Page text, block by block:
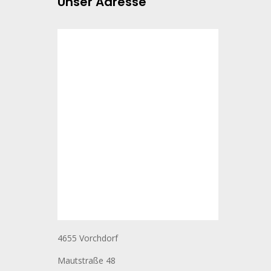
4655 Vorchdorf
Mautstraße 48